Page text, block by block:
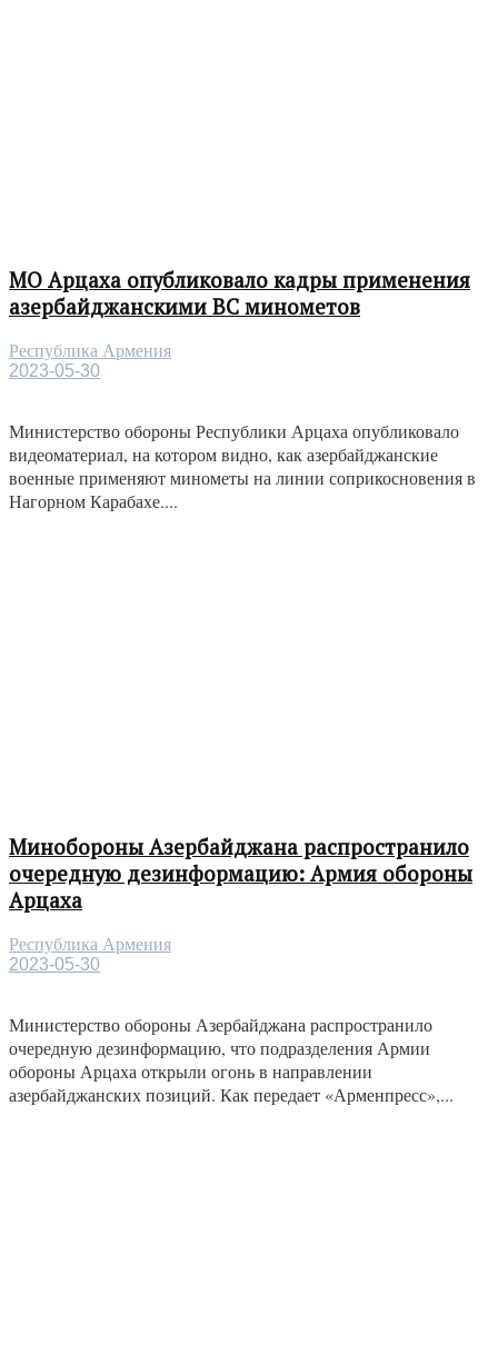
МО Арцаха опубликовало кадры применения
азербайджанскими ВС минометов
Республика Армения
2023-05-30
Министерство обороны Республики Арцаха опубликовало
видеоматериал, на котором видно, как азербайджанские
военные применяют минометы на линии соприкосновения в
Нагорном Карабахе....
Минобороны Азербайджана распространило
очередную дезинформацию: Армия обороны
Арцаха
Республика Армения
2023-05-30
Министерство обороны Азербайджана распространило
очередную дезинформацию, что подразделения Армии
обороны Арцаха открыли огонь в направлении
азербайджанских позиций. Как передает «Арменпресс»,...